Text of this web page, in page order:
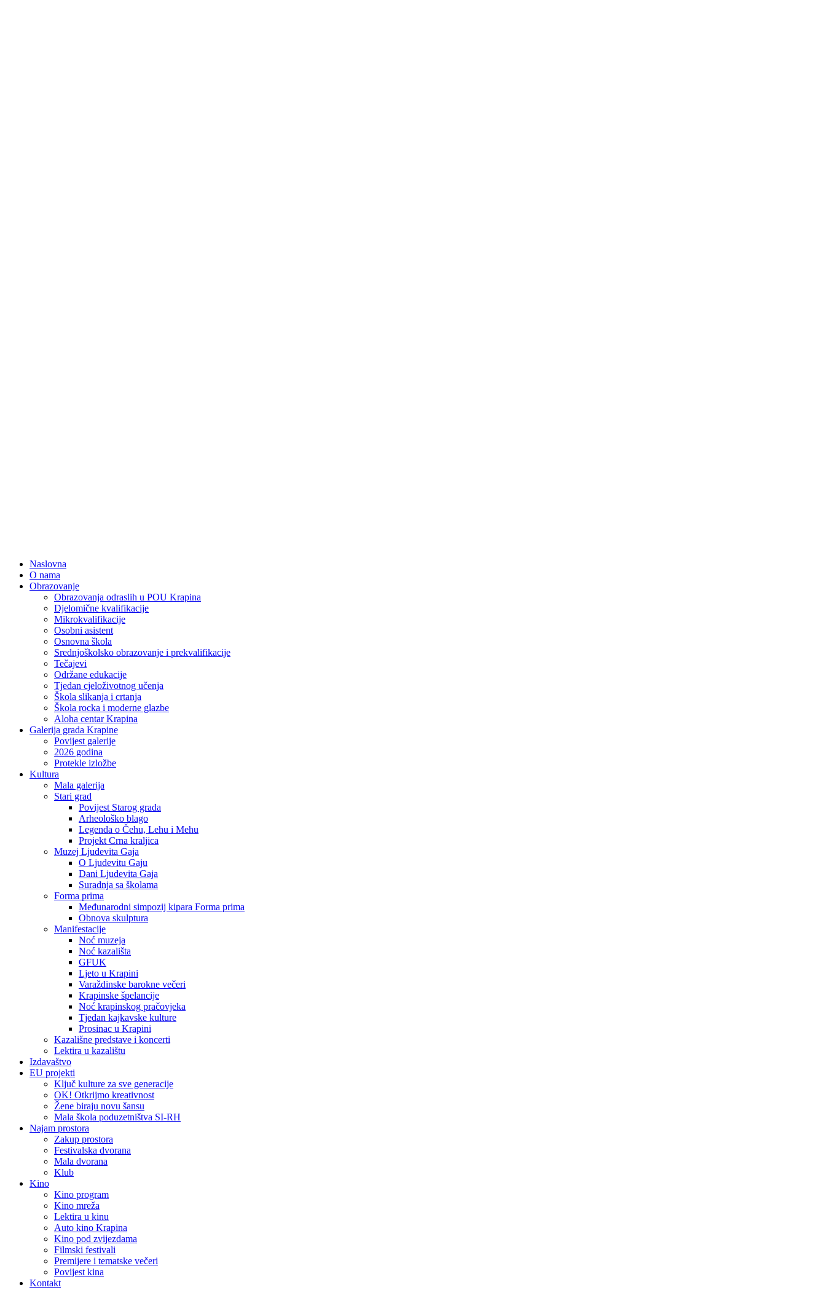
Naslovna
O nama
Obrazovanje
Obrazovanja odraslih u POU Krapina
Djelomične kvalifikacije
Mikrokvalifikacije
Osobni asistent
Osnovna škola
Srednjoškolsko obrazovanje i prekvalifikacije
Tečajevi
Održane edukacije
Tjedan cjeloživotnog učenja
Škola slikanja i crtanja
Škola rocka i moderne glazbe
Aloha centar Krapina
Galerija grada Krapine
Povijest galerije
2026 godina
Protekle izložbe
Kultura
Mala galerija
Stari grad
Povijest Starog grada
Arheološko blago
Legenda o Čehu, Lehu i Mehu
Projekt Crna kraljica
Muzej Ljudevita Gaja
O Ljudevitu Gaju
Dani Ljudevita Gaja
Suradnja sa školama
Forma prima
Međunarodni simpozij kipara Forma prima
Obnova skulptura
Manifestacije
Noć muzeja
Noć kazališta
GFUK
Ljeto u Krapini
Varaždinske barokne večeri
Krapinske špelancije
Noć krapinskog pračovjeka
Tjedan kajkavske kulture
Prosinac u Krapini
Kazališne predstave i koncerti
Lektira u kazalištu
Izdavaštvo
EU projekti
Ključ kulture za sve generacije
OK! Otkrijmo kreativnost
Žene biraju novu šansu
Mala škola poduzetništva SI-RH
Najam prostora
Zakup prostora
Festivalska dvorana
Mala dvorana
Klub
Kino
Kino program
Kino mreža
Lektira u kinu
Auto kino Krapina
Kino pod zvijezdama
Filmski festivali
Premijere i tematske večeri
Povijest kina
Kontakt